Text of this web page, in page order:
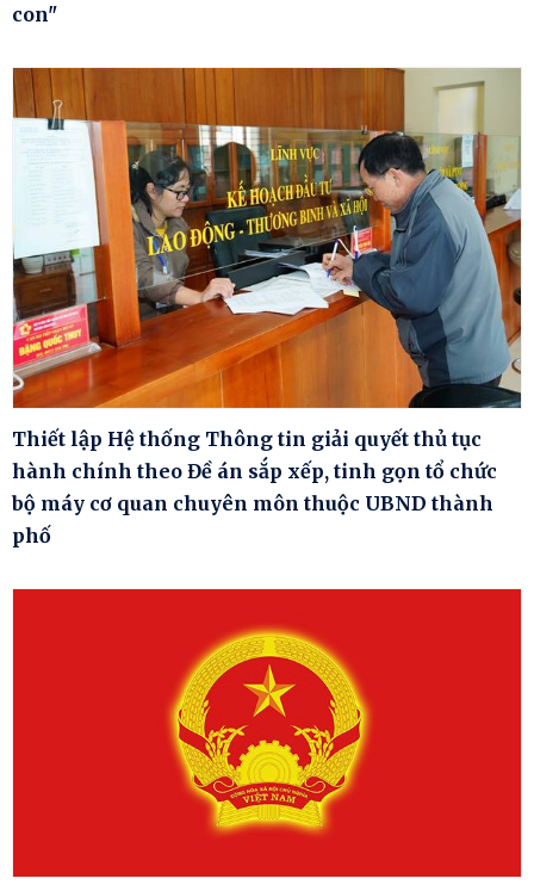
con"
Thiết lập Hệ thống Thông tin giải quyết thủ tục
hành chính theo Đề án sắp xếp, tinh gọn tổ chức
bộ máy cơ quan chuyên môn thuộc UBND thành
phố